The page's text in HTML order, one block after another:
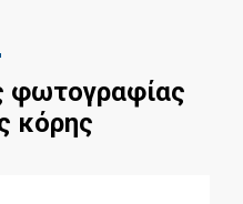
φωτογραφίας
κόρης